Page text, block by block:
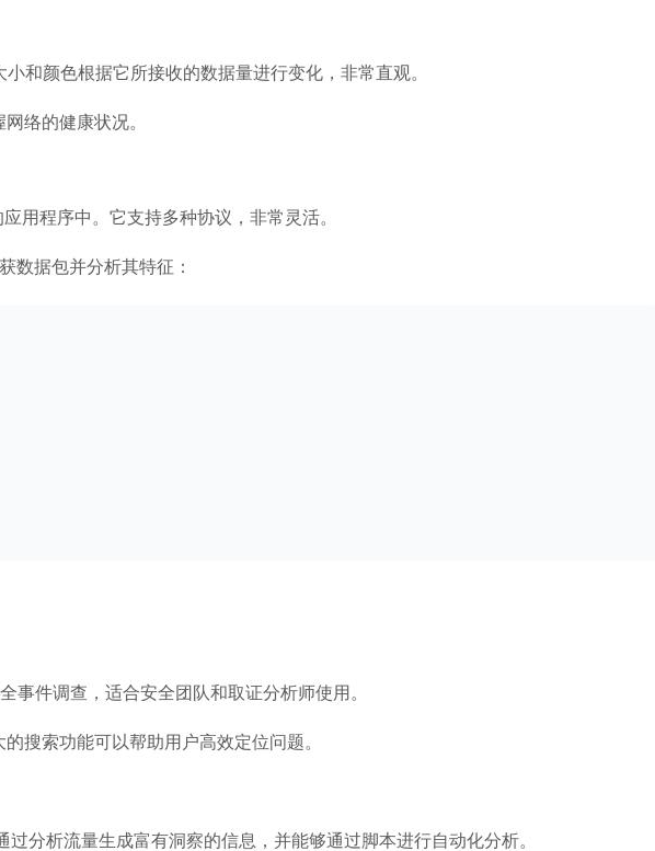
和颜色根据它所接收的数据量进行变化，非常直观。
络的健康状况。
用程序中。它支持多种协议，非常灵活。
数据包并分析其特征：
事件调查，适合安全团队和取证分析师使用。
搜索功能可以帮助用户高效定位问题。
分析流量生成富有洞察的信息，并能够通过脚本进行自动化分析。